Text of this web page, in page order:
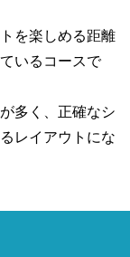
を楽しめる距離
いるコースで
多く、正確なシ
レイアウトにな